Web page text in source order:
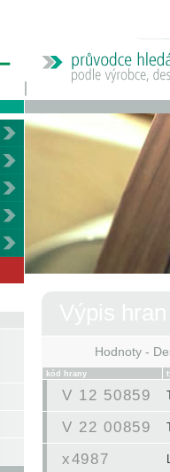
Hodnoty -
kód hrany
V 12 50859
V 22 00859
x4987